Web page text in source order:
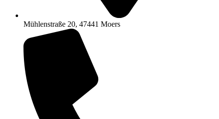
Mühlenstraße 20, 47441 Moers